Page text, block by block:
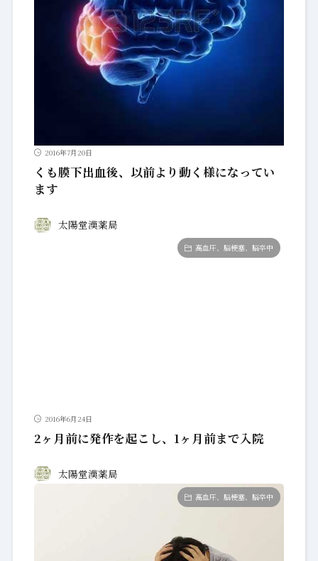
2016年7月20日
くも膜下出血後、以前より動く様になってい
ます
太陽堂漢薬局
高血圧、脳梗塞、脳卒中